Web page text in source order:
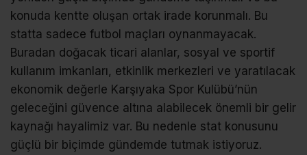
konuda kentte oluşan ortak irade korunmalı. Bu
statta sadece futbol maçları oynanmayacak.
Buradan doğacak ticari alanlar, sosyal ve sportif
kullanım imkanları, etkinlik merkezleri ve yaratılacak
ekonomik değerle Karşıyaka Spor Kulübü’nün
geleceğini güvence altına alabilecek önemli bir gelir
kaynağı hayalimiz var. Bu nedenle stat konusunu
güçlü bir biçimde gündemde tutmak istiyoruz.